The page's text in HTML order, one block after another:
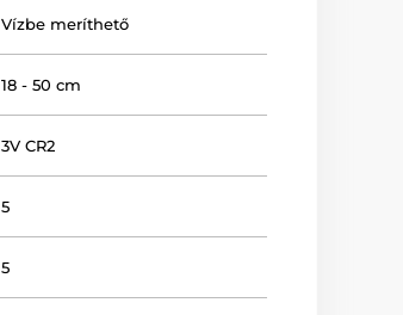
Vízbe meríthető
18 - 50 cm
3V CR2
5
5